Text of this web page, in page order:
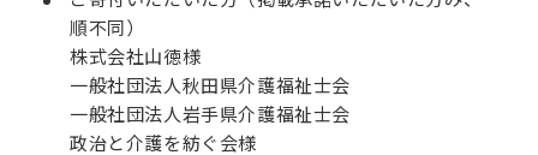
順不同）
株式会社山徳様
一般社団法人秋田県介護福祉士会
一般社団法人岩手県介護福祉士会
政治と介護を紡ぐ会様